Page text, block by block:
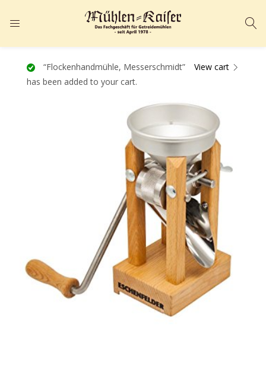
ANMELDEN
Geben Sie Ihren Benutzernamen und Ihr Passwort ein, um sich
anzumelden.
Passwort vergessen?
View cart
“Flockenhandmühle, Messerschmidt”
has been added to your cart.